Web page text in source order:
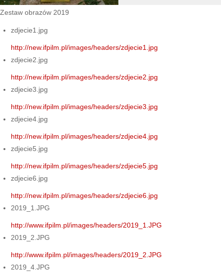
Zestaw obrazów 2019
zdjecie1.jpg
http://new.ifpilm.pl/images/headers/zdjecie1.jpg
zdjecie2.jpg
http://new.ifpilm.pl/images/headers/zdjecie2.jpg
zdjecie3.jpg
http://new.ifpilm.pl/images/headers/zdjecie3.jpg
zdjecie4.jpg
http://new.ifpilm.pl/images/headers/zdjecie4.jpg
zdjecie5.jpg
http://new.ifpilm.pl/images/headers/zdjecie5.jpg
zdjecie6.jpg
http://new.ifpilm.pl/images/headers/zdjecie6.jpg
2019_1.JPG
http://www.ifpilm.pl/images/headers/2019_1.JPG
2019_2.JPG
http://www.ifpilm.pl/images/headers/2019_2.JPG
2019_4.JPG